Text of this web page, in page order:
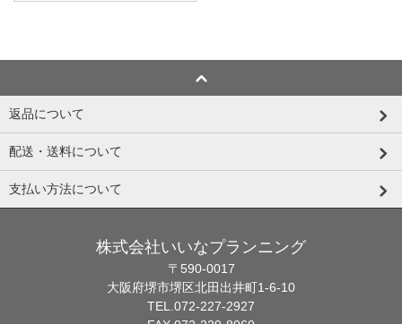
返品について
配送・送料について
支払い方法について
株式会社いいなプランニング
〒590-0017
大阪府堺市堺区北田出井町1-6-10
TEL.072-227-2927